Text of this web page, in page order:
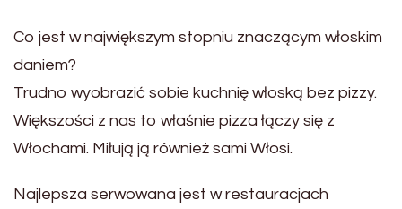
Co jest w największym stopniu znaczącym włoskim
daniem?
Trudno wyobrazić sobie kuchnię włoską bez pizzy.
Większości z nas to właśnie pizza łączy się z
Włochami. Miłują ją również sami Włosi.
Najlepsza serwowana jest w restauracjach